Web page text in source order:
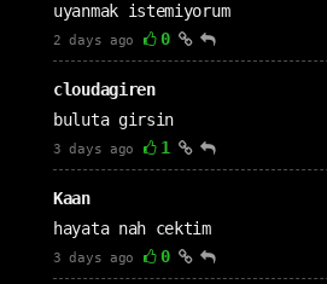
uyanmak istemiyorum
2 days ago 0
cloudagiren
buluta girsin
3 days ago 1
Kaan
hayata nah cektim
3 days ago 0